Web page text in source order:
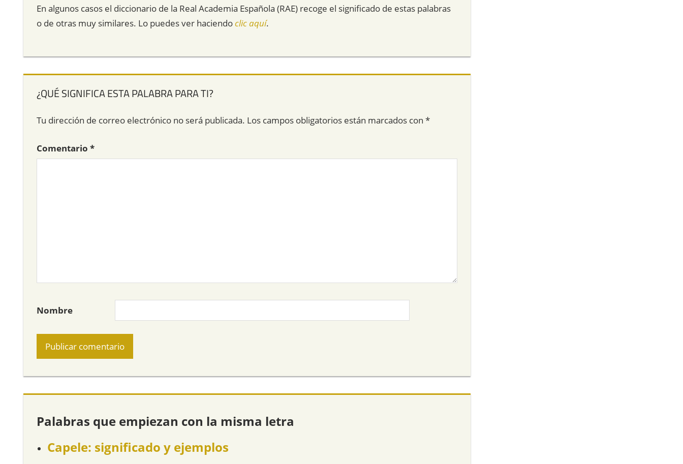
En algunos casos el diccionario de la Real Academia Española (RAE) recoge el significado de estas palabras
o de otras muy similares. Lo puedes ver haciendoclic aquí.
¿QUÉ SIGNIFICA ESTA PALABRA PARA TI?
Tu dirección de correo electrónico no será publicada. Los campos obligatorios están marcados con *
Comentario *
Nombre
Palabras que empiezan con la misma letra
Capele: significado y ejemplos